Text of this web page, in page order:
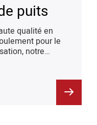
puits
qualité en
pour le
notre